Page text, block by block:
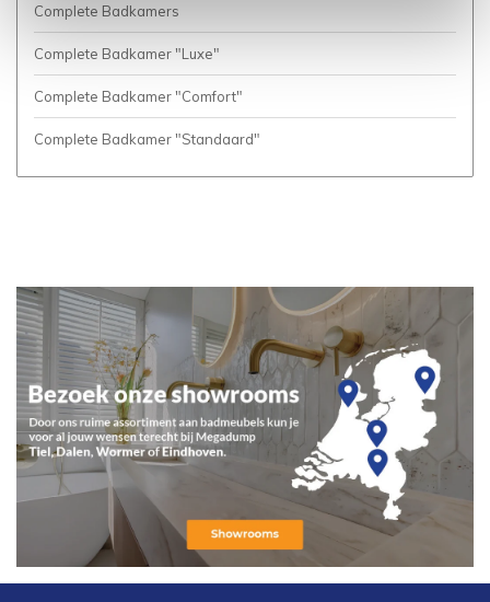
Complete Badkamers
Complete Badkamer "Luxe"
Complete Badkamer "Comfort"
Complete Badkamer "Standaard"